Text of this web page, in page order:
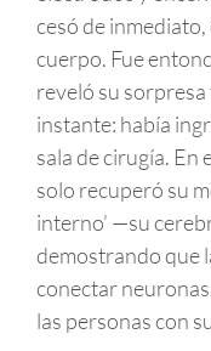
cesó de
cuerpo. Fue
reveló su
instante: había
sala de cirugía. En
solo recuperó su
interno’ —su
demostrando que
conectar
las personas con